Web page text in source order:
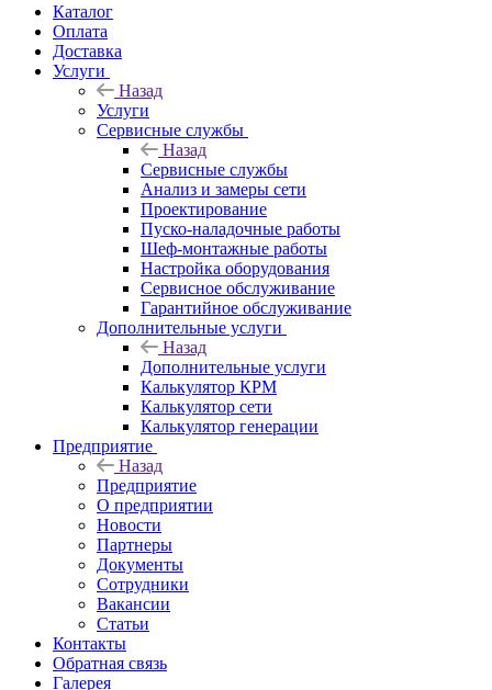
Каталог
Оплата
Доставка
Услуги
Назад
Услуги
Сервисные службы
Назад
Сервисные службы
Анализ и замеры сети
Проектирование
Пуско-наладочные работы
Шеф-монтажные работы
Настройка оборудования
Сервисное обслуживание
Гарантийное обслуживание
Дополнительные услуги
Назад
Дополнительные услуги
Калькулятор КРМ
Калькулятор сети
Калькулятор генерации
Предприятие
Назад
Предприятие
О предприятии
Новости
Партнеры
Документы
Сотрудники
Вакансии
Статьи
Контакты
Обратная связь
Галерея